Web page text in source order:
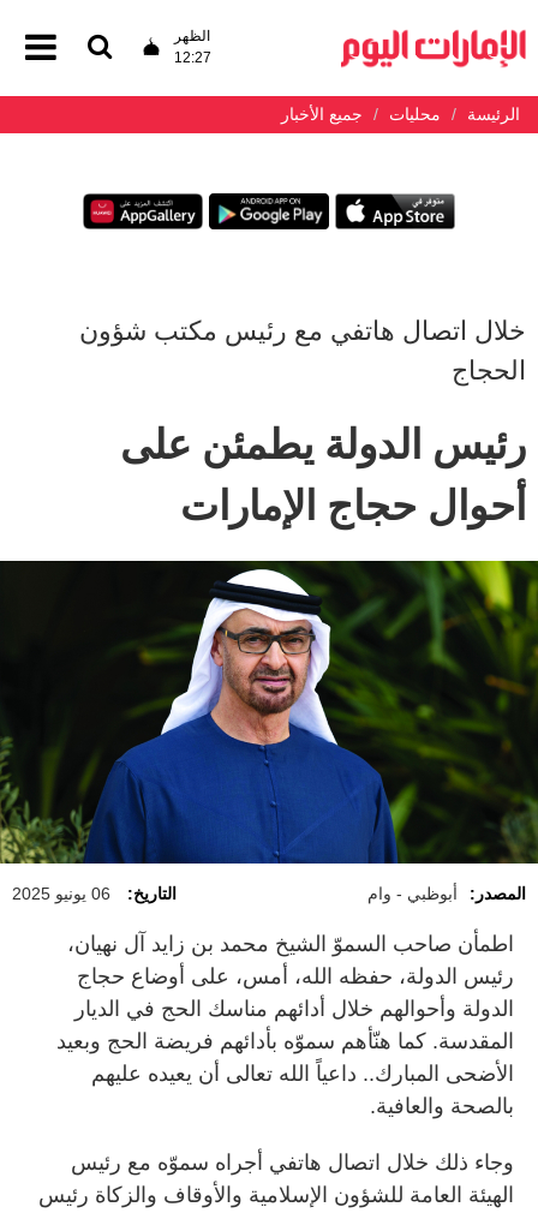
الظهر
12:27
الرئيسة محليات جميع الأخبار
خلال اتصال هاتفي مع رئيس مكتب شؤون
الحجاج
رئيس الدولة يطمئن على
أحوال حجاج الإمارات
المصدر: أبوظبي - وام التاريخ: 06 يونيو 2025
اطمأن صاحب السموّ الشيخ محمد بن زايد آل نهيان،
رئيس الدولة، حفظه الله، أمس، على أوضاع حجاج
الدولة وأحوالهم خلال أدائهم مناسك الحج في الديار
المقدسة. كما هنّأهم سموّه بأدائهم فريضة الحج وبعيد
الأضحى المبارك.. داعياً الله تعالى أن يعيده عليهم
بالصحة والعافية.
وجاء ذلك خلال اتصال هاتفي أجراه سموّه مع رئيس
الهيئة العامة للشؤون الإسلامية والأوقاف والزكاة رئيس